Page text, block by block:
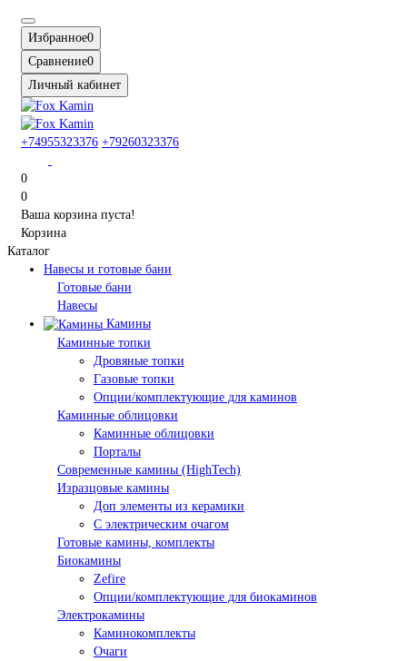
Избранное0
Сравнение0
Личный кабинет
+74955323376 +79260323376
0
0
Ваша корзина пуста!
Корзина
Каталог
Навесы и готовые бани
Готовые бани
Навесы
Камины
Каминные топки
Дровяные топки
Газовые топки
Опции/комплектующие для каминов
Каминные облицовки
Каминные облицовки
Порталы
Современные камины (HighTech)
Изразцовые камины
Доп элементы из керамики
С электрическим очагом
Готовые камины, комплекты
Биокамины
Zefire
Опции/комплектующие для биокаминов
Электрокамины
Каминокомплекты
Очаги